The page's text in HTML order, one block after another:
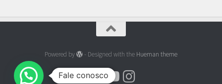
Powered by - Designed with the Hueman theme
Fale conosco